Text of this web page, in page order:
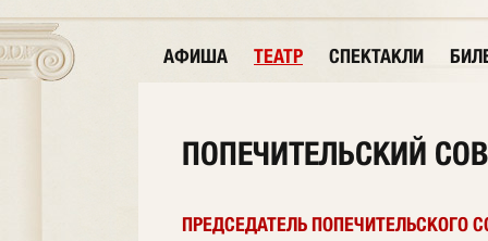
АФИША ТЕАТР СПЕКТАКЛИ
ПОПЕЧИТЕЛЬСКИЙ
ПРЕДСЕДАТЕЛЬ ПОПЕЧИТЕЛЬСКОГО